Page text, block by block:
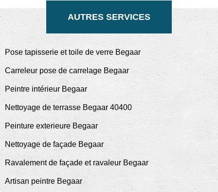
AUTRES SERVICES
Pose tapisserie et toile de verre Begaar
Carreleur pose de carrelage Begaar
Peintre intérieur Begaar
Nettoyage de terrasse Begaar 40400
Peinture exterieure Begaar
Nettoyage de façade Begaar
Ravalement de façade et ravaleur Begaar
Artisan peintre Begaar